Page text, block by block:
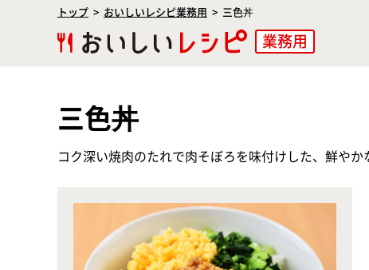
トップ おいしいレシピ業務用 三色丼
業務用
三色丼
コク深い焼肉のたれで肉そぼろを味付けした、鮮やか